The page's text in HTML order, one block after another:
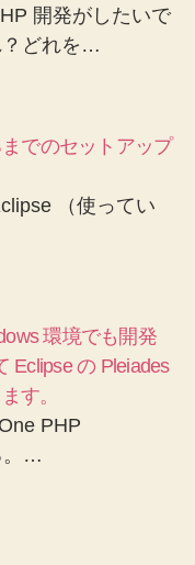
開発がしたいで
？どれを…
でのセットアップ
（使ってい
環境でも開発
の Pleiades
す。
PHP
。…